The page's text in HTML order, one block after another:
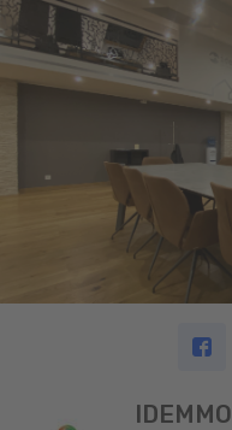
IDEMMO